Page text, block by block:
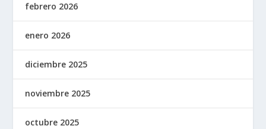
febrero 2026
enero 2026
diciembre 2025
noviembre 2025
octubre 2025